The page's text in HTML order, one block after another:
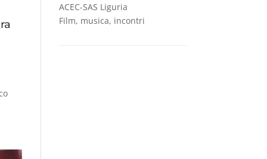
ACEC-SAS Liguria
Film, musica, incontri